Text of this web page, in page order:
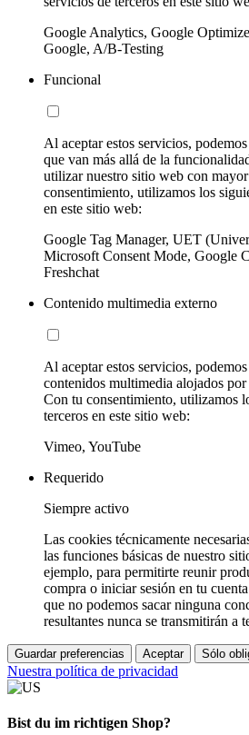
Google Analytics, Google
Google, A/B-Testing
Funcional
Al aceptar estos servicios,
que van más allá de la
utilizar nuestro sitio web con
consentimiento, utilizamos los
en este sitio web:
Google Tag Manager, UET
Microsoft Consent Mode, Google
Freshchat
Contenido multimedia externo
Al aceptar estos servicios,
contenidos multimedia alojados
Con tu consentimiento, utilizamos
terceros en este sitio web:
Vimeo, YouTube
Requerido
Siempre activo
Las cookies técnicamente
las funciones básicas de nuestro
ejemplo, para permitirte reunir
compra o iniciar sesión en tu
que no podemos sacar ninguna
resultantes nunca se transmitirán a
Guardar preferencias Aceptar Sólo
Nuestra política de privacidad
Bist du im richtigen Shop?